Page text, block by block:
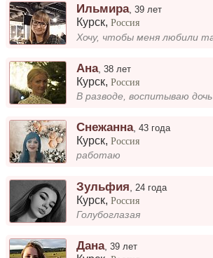
Ильмира,39 лет
Курск,Россия
Ана,38 лет
Курск,Россия
В разводе, воспитываю дочь
Снежанна,43 года
Курск,Россия
работаю
Зульфия 24 года
Курск,Россия
Голубоглазая
Дана,39 лет